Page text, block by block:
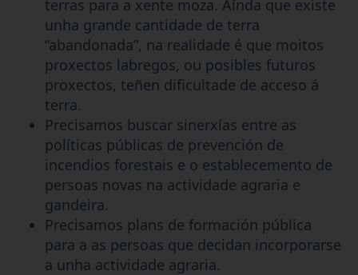
terras para a xente moza. Aínda que existe
unha grande cantidade de terra
“abandonada”, na realidade é que moitos
proxectos labregos, ou posibles futuros
proxectos, teñen dificultade de acceso á
terra.
Precisamos buscar sinerxías entre as
políticas públicas de prevención de
incendios forestais e o establecemento de
persoas novas na actividade agraria e
gandeira.
Precisamos plans de formación pública
para a as persoas que decidan incorporarse
a unha actividade agraria.